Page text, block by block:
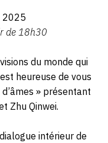
2025
de 18h30
du monde qui
heureuse de vous
» présentant
Zhu Qinwei.
intérieur de